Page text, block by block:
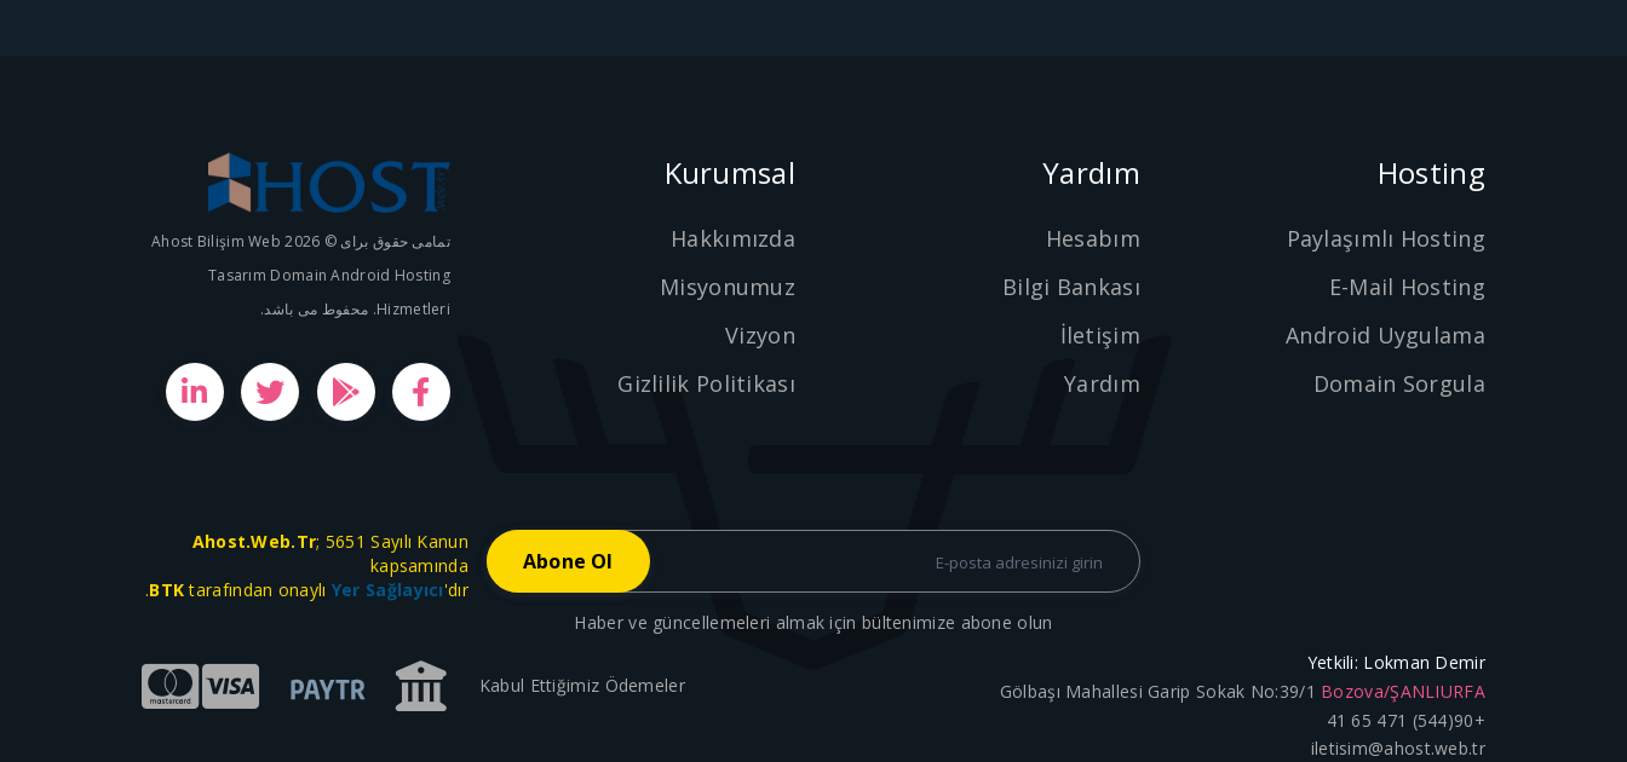
Hosting
Paylaşımlı Hosting
E-Mail Hosting
Android Uygulama
Domain Sorgula
Yardım
Hesabım
Bilgi Bankası
İletişim
Yardım
Kurumsal
Hakkımızda
Misyonumuz
Vizyon
Gizlilik Politikası
تمامی حقوق برای © 2026 Ahost Bilişim Web
Tasarım Domain Android Hosting
Hizmetleri. محفوط می باشد.
Haber ve güncellemeleri almak için bültenimize abone olun
Ahost.Web.Tr; 5651 Sayılı Kanun
kapsamında
BTKtarafından onaylı Yer Sağlayıcı'dır.
Yetkili: Lokman Demir
Gölbaşı Mahallesi Garip Sokak No:39/1 Bozova/ŞANLIURFA
+90(544) 471 65 41
iletisim@ahost.web.tr
Kabul Ettiğimiz Ödemeler